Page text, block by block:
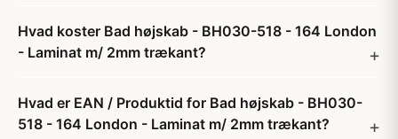
Hvad koster Bad højskab - BH030-518 - 164 London
- Laminat m/ 2mm trækant?
Hvad er EAN / Produktid for Bad højskab - BH030-
518 - 164 London - Laminat m/ 2mm trækant?